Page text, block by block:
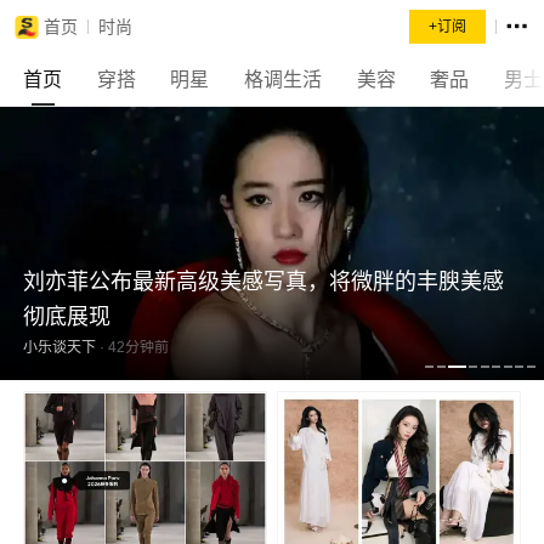
首页 时尚 +订阅
首页 穿搭 明星 格调生活 美容 奢品 男士
刘亦菲公布最新高级美感写真，将微胖的丰腴美感
彻底展现
小乐谈天下 ·42分钟前